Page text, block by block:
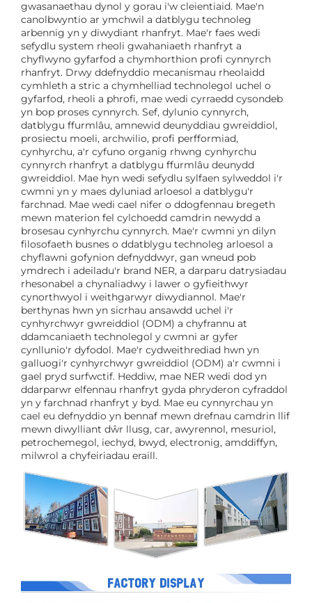
gwasanaethau dynol y gorau i'w cleientiaid. Mae'n
canolbwyntio ar ymchwil a datblygu technoleg
arbennig yn y diwydiant rhanfryt. Mae'r faes wedi
sefydlu system rheoli gwahaniaeth rhanfryt a
chyflwyno gyfarfod a chymhorthion profi cynnyrch
rhanfryt. Drwy ddefnyddio mecanismau rheolaidd
cymhleth a stric a chymhelliad technolegol uchel o
gyfarfod, rheoli a phrofi, mae wedi cyrraedd cysondeb
yn bop proses cynnyrch. Sef, dylunio cynnyrch,
datblygu ffurmlâu, amnewid deunyddiau gwreiddiol,
prosiectu moeli, archwilio, profi perfformiad,
cynhyrchu, a'r cyfuno organig rhwng cynhyrchu
cynnyrch rhanfryt a datblygu ffurmlâu deunydd
gwreiddiol. Mae hyn wedi sefydlu sylfaen sylweddol i'r
cwmni yn y maes dyluniad arloesol a datblygu'r
farchnad. Mae wedi cael nifer o ddogfennau bregeth
mewn materion fel cylchoedd camdrin newydd a
brosesau cynhyrchu cynnyrch. Mae'r cwmni yn dilyn
filosofaeth busnes o ddatblygu technoleg arloesol a
chyflawni gofynion defnyddwyr, gan wneud pob
ymdrech i adeiladu'r brand NER, a darparu datrysiadau
rhesonabel a chynaliadwy i lawer o gyfieithwyr
cynorthwyol i weithgarwyr diwydiannol. Mae'r
berthynas hwn yn sicrhau ansawdd uchel i'r
cynhyrchwyr gwreiddiol (ODM) a chyfrannu at
ddamcaniaeth technolegol y cwmni ar gyfer
cynllunio'r dyfodol. Mae'r cydweithrediad hwn yn
galluogi'r cynhyrchwyr gwreiddiol (ODM) a'r cwmni i
gael pryd surfwctif. Heddiw, mae NER wedi dod yn
ddarparwr elfennau rhanfryt gyda phryderon cyfraddol
yn y farchnad rhanfryt y byd. Mae eu cynnyrchau yn
cael eu defnyddio yn bennaf mewn drefnau camdrin llif
mewn diwylliant dŵr llusg, car, awyrennol, mesuriol,
petrochemegol, iechyd, bwyd, electronig, amddiffyn,
milwrol a chyfeiriadau eraill.